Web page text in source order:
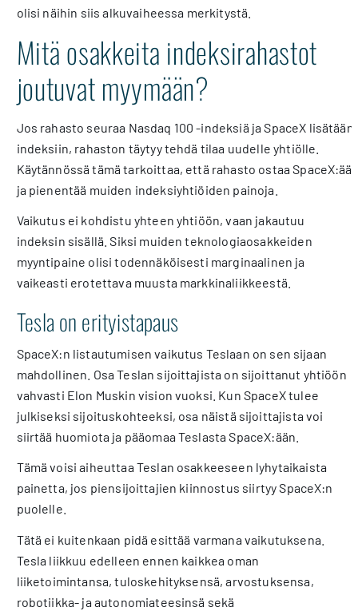
olisi näihin siis alkuvaiheessa merkitystä.
Mitä osakkeita indeksirahastot
joutuvat myymään?
Jos rahasto seuraa Nasdaq 100 -indeksiä ja SpaceX lisätään
indeksiin, rahaston täytyy tehdä tilaa uudelle yhtiölle.
Käytännössä tämä tarkoittaa, että rahasto ostaa SpaceX:ää
ja pienentää muiden indeksiyhtiöiden painoja.
Vaikutus ei kohdistu yhteen yhtiöön, vaan jakautuu
indeksin sisällä. Siksi muiden teknologiaosakkeiden
myyntipaine olisi todennäköisesti marginaalinen ja
vaikeasti erotettava muusta markkinaliikkeestä.
Tesla on erityistapaus
SpaceX:n listautumisen vaikutus Teslaan on sen sijaan
mahdollinen. Osa Teslan sijoittajista on sijoittanut yhtiöön
vahvasti Elon Muskin vision vuoksi. Kun SpaceX tulee
julkiseksi sijoituskohteeksi, osa näistä sijoittajista voi
siirtää huomiota ja pääomaa Teslasta SpaceX:ään.
Tämä voisi aiheuttaa Teslan osakkeeseen lyhytaikaista
painetta, jos piensijoittajien kiinnostus siirtyy SpaceX:n
puolelle.
Tätä ei kuitenkaan pidä esittää varmana vaikutuksena.
Tesla liikkuu edelleen ennen kaikkea oman
liiketoimintansa, tuloskehityksensä, arvostuksensa,
robotiikka- ja autonomiateesinsä sekä